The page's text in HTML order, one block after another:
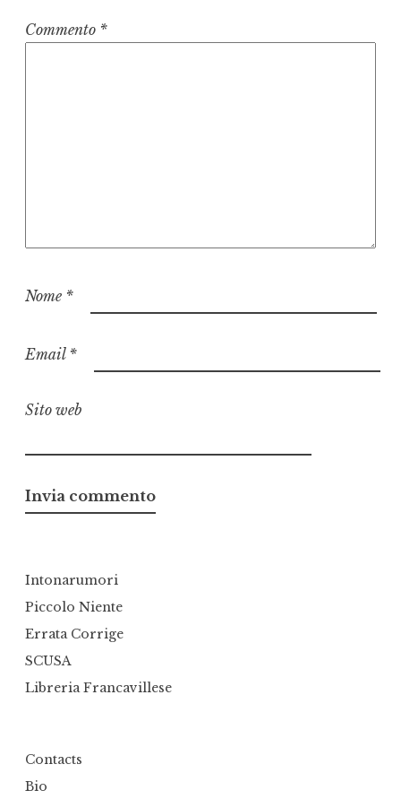
Commento *
Nome *
Email *
Sito web
Intonarumori
Piccolo Niente
Errata Corrige
SCUSA
Libreria Francavillese
Contacts
Bio